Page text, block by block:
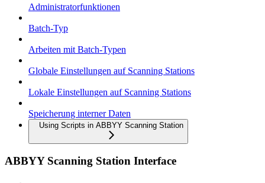
Administratorfunktionen
Batch-Typ
Arbeiten mit Batch-Typen
Globale Einstellungen auf Scanning Stations
Lokale Einstellungen auf Scanning Stations
Speicherung interner Daten
Using Scripts in ABBYY Scanning Station
ABBYY Scanning Station Interface